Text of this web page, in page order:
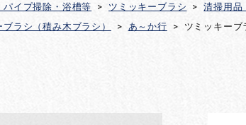
パイプ掃除・浴槽等
> ツミッキーブラシ > 清掃用品
ラシ（積み木ブラシ）
> あ～か行 > ツミッキーブ